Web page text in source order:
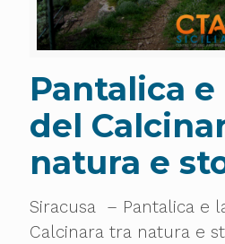
Pantalica e
del
natura e
Siracusa – Pantalica e
Calcinara tra natura e